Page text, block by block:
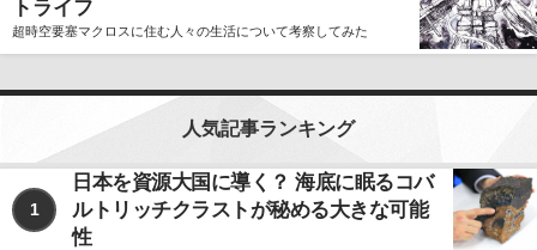
トライフ
超時空要塞マクロスに住む人々の生活について考察してみた
人気記事ランキング
1
日本を資源大国に導く？ 海底に眠るコバ
ルトリッチクラストが秘める大きな可能
性